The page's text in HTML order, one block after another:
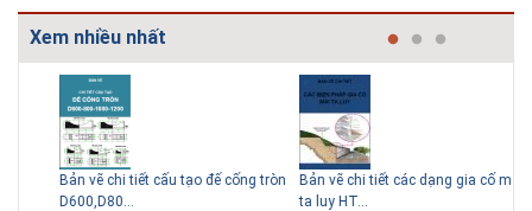
Thiết kế nhà siêu nhỏ độc đáo
Giải pháp xử lý thấm chân
Xem nhiều nhất
Bản vẽ chi tiết cấu tạo đế cống tròn
D600,D80...
Bản vẽ chi tiết các dạng gia cố mái
ta luy HT...